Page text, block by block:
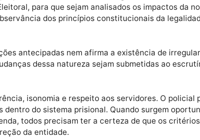
previamente estabelecidos foi
o Singeperon entende que medidas
funcionais devem ser cercadas do
que possa gerar dúvidas ou
que pretende levar o tema aos órgãos de
Eleitoral, para que sejam analisados os
observância dos princípios constitucionais